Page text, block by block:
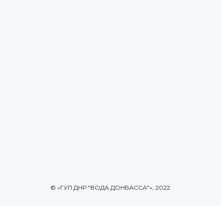
© «ГУП ДНР "ВОДА ДОНБАССА"», 2022